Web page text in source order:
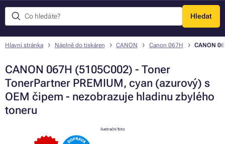
Hledat
Menu
Hlavní stránka Náplně do tiskáren CANON Canon 067H CANON
CANON 067H (5105C002) - Toner
TonerPartner PREMIUM, cyan (azurový) s
OEM čipem - nezobrazuje hladinu zbylého
toneru
ilustrační foto